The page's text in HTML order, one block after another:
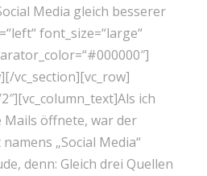
Media gleich besserer
font_size=“large“
vc_section][vc_row]
ich
öffnete, war der
„Social Media“
denn: Gleich drei Quellen